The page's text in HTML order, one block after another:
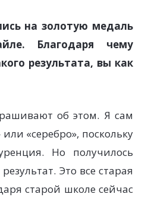
на золотую медаль
Благодаря чему
результата, вы как
об этом. Я сам
«серебро», поскольку
Но получилось
Это все старая
старой школе сейчас